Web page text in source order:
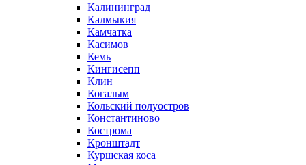
Калининград
Калмыкия
Камчатка
Касимов
Кемь
Кингисепп
Клин
Когалым
Кольский полуостров
Константиново
Кострома
Кронштадт
Куршская коса